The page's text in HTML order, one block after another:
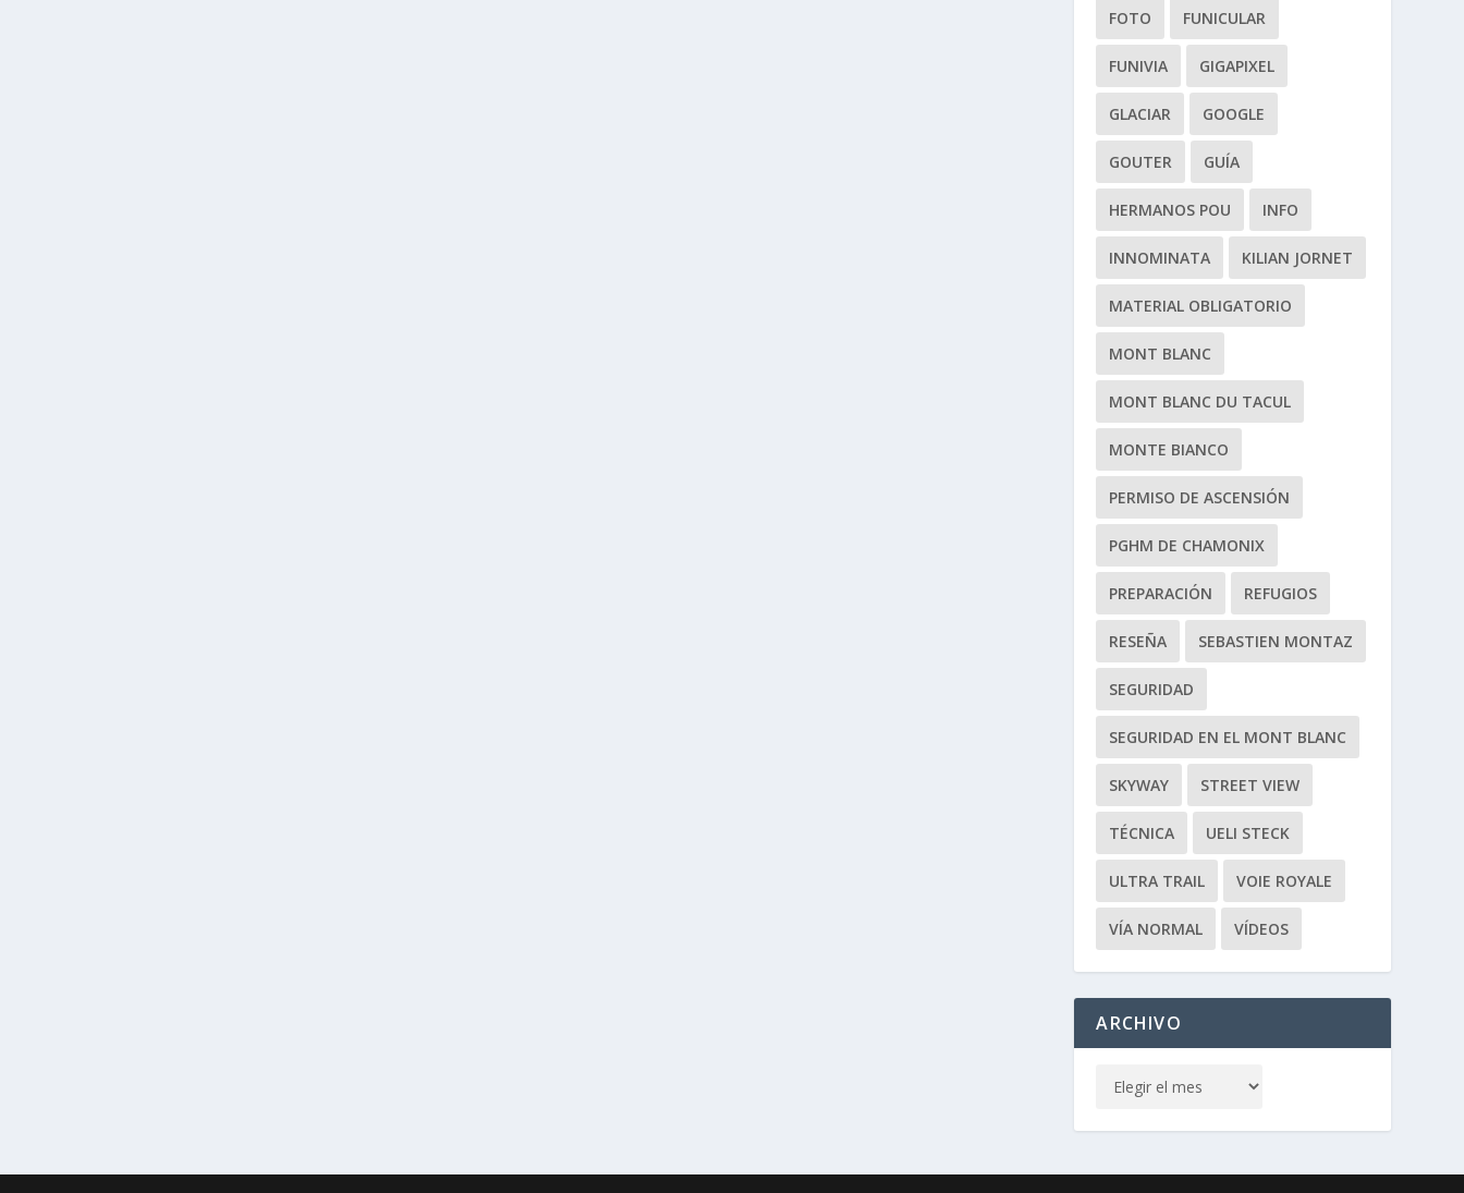
FOTO FUNICULAR
FUNIVIA GIGAPIXEL
GLACIAR GOOGLE
GOUTER GUÍA
HERMANOS POU INFO
INNOMINATA KILIAN JORNET
MATERIAL OBLIGATORIO
MONT BLANC
MONT BLANC DU TACUL
MONTE BIANCO
PERMISO DE ASCENSIÓN
PGHM DE CHAMONIX
PREPARACIÓN REFUGIOS
RESEÑA SEBASTIEN MONTAZ
SEGURIDAD
SEGURIDAD EN EL MONT BLANC
SKYWAY STREET VIEW
TÉCNICA UELI STECK
ULTRA TRAIL VOIE ROYALE
VÍA NORMAL VÍDEOS
ARCHIVO